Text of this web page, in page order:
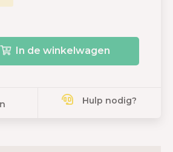
In de winkelwagen
Hulp nodig?